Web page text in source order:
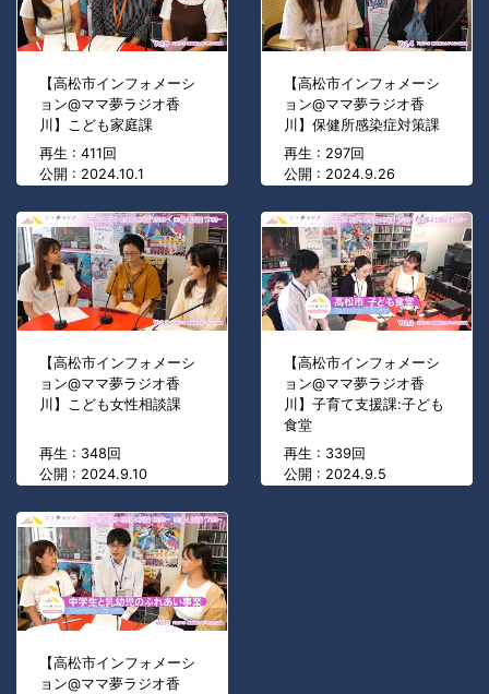
【高松市インフォメーシ
ョン@ママ夢ラジオ香
川】こども家庭課
再生 : 411回
公開 : 2024.10.1
【高松市インフォメーシ
ョン@ママ夢ラジオ香
川】保健所感染症対策課
再生 : 297回
公開 : 2024.9.26
【高松市インフォメーシ
ョン@ママ夢ラジオ香
川】こども女性相談課
再生 : 348回
公開 : 2024.9.10
【高松市インフォメーシ
ョン@ママ夢ラジオ香
川】子育て支援課:子ども
食堂
再生 : 339回
公開 : 2024.9.5
【高松市インフォメーシ
ョン@ママ夢ラジオ香